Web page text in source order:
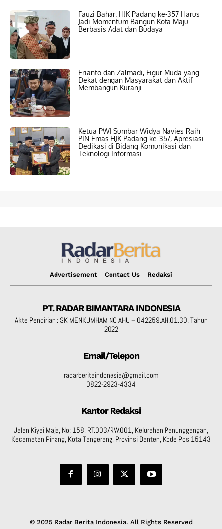
Fauzi Bahar: HJK Padang ke-357 Harus
Jadi Momentum Bangun Kota Maju
Berbasis Adat dan Budaya
Erianto dan Zalmadi, Figur Muda yang
Dekat dengan Masyarakat dan Aktif
Membangun Kuranji
Ketua PWI Sumbar Widya Navies Raih
PIN Emas HJK Padang ke-357, Apresiasi
Dedikasi di Bidang Komunikasi dan
Teknologi Informasi
Advertisement Contact Us Redaksi
PT. RADAR BIMANTARA INDONESIA
Akte Pendirian : SK MENKUMHAM NO AHU – 042259.AH.01.30. Tahun
2022
Email/Telepon
radarberitaindonesia@gmail.com
0822-2923-4334
Kantor Redaksi
Jalan Kiyai Maja, No: 158, RT.003/RW.001, Kelurahan Panunggangan,
Kecamatan Pinang, Kota Tangerang, Provinsi Banten, Kode Pos 15143
© 2025 Radar Berita Indonesia. All Rights Reserved